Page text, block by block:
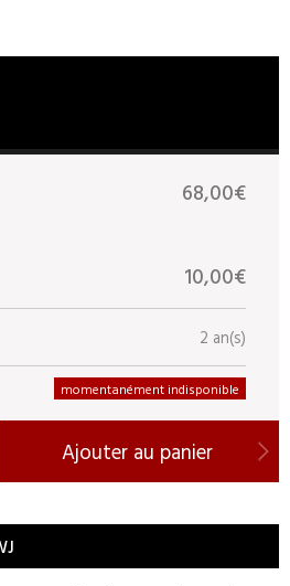
68,00€
10,00€
2 an(s)
momentanément indisponible
Ajouter au panier